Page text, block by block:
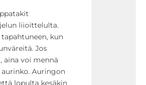
liioittelulta.
kun
Jos
voi mennä
Auringon
lopulta kesäkin